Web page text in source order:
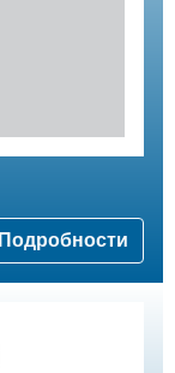
Подробности